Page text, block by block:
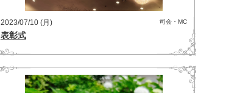
2023/07/10 (月) 司会・MC
表彰式